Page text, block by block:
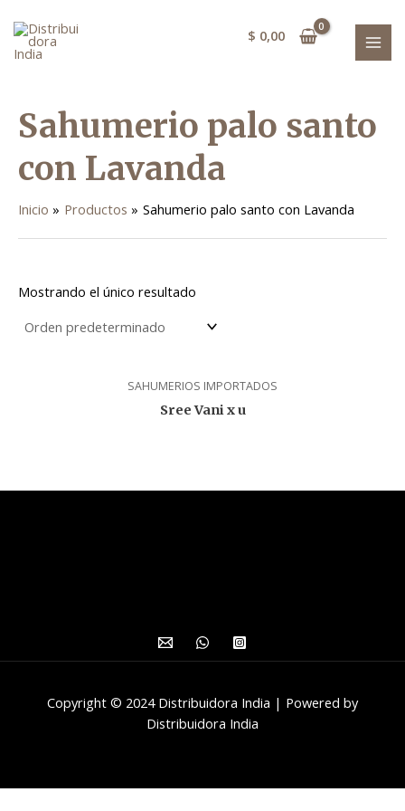
contenido
$ 0,00
Sahumerio palo santo
con Lavanda
Inicio Productos Sahumerio palo santo con Lavanda
Mostrando el único resultado
SAHUMERIOS IMPORTADOS
Sree Vani x u
Copyright © 2024 Distribuidora India | Powered by
Distribuidora India